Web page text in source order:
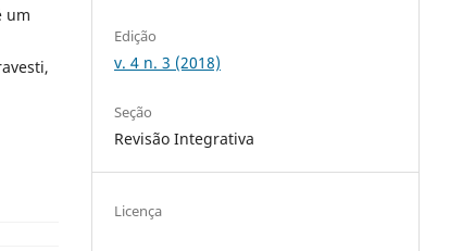
um
Edição
v. 4 n. 3 (2018)
Seção
Revisão Integrativa
Licença